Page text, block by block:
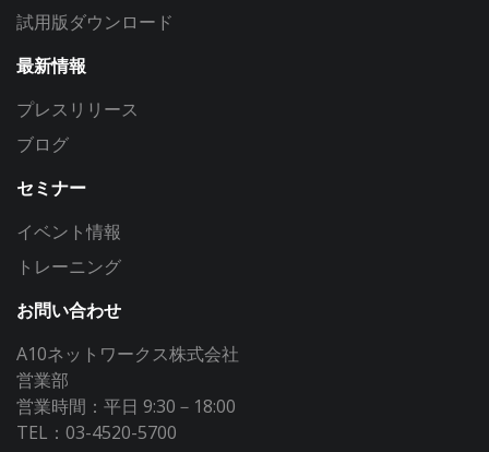
試用版ダウンロード
最新情報
プレスリリース
ブログ
セミナー
イベント情報
トレーニング
お問い合わせ
A10ネットワークス株式会社
営業部
営業時間：平日 9:30－18:00
TEL：03-4520-5700